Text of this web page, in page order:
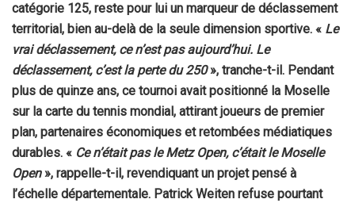
catégorie 125, reste pour lui un marqueur de déclassement
territorial, bien au-delà de la seule dimension sportive. « Le
vrai déclassement, ce n’est pas aujourd’hui. Le
déclassement, c’est la perte du 250», tranche-t-il. Pendant
plus de quinze ans, ce tournoi avait positionné la Moselle
sur la carte du tennis mondial, attirant joueurs de premier
plan, partenaires économiques et retombées médiatiques
durables. « Ce n’était pas le Metz Open, c’était le Moselle
Open», rappelle-t-il, revendiquant un projet pensé à
l’échelle départementale. Patrick Weiten refuse pourtant